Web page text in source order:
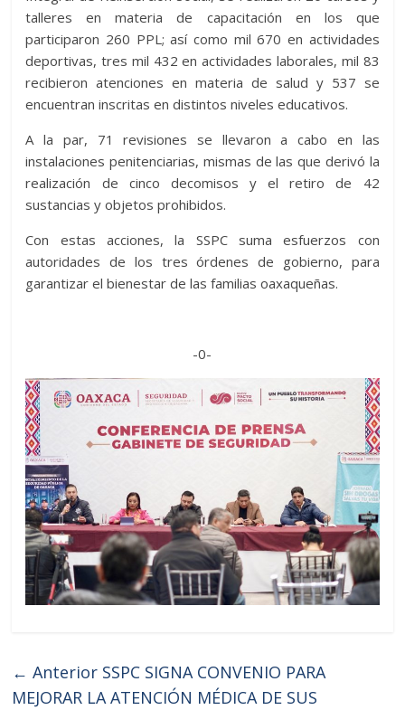
talleres en materia de capacitación en los que
participaron 260 PPL; así como mil 670 en actividades
deportivas, tres mil 432 en actividades laborales, mil 83
recibieron atenciones en materia de salud y 537 se
encuentran inscritas en distintos niveles educativos.
A la par, 71 revisiones se llevaron a cabo en las
instalaciones penitenciarias, mismas de las que derivó la
realización de cinco decomisos y el retiro de 42
sustancias y objetos prohibidos.
Con estas acciones, la SSPC suma esfuerzos con
autoridades de los tres órdenes de gobierno, para
garantizar el bienestar de las familias oaxaqueñas.
-0-
← Anterior SSPC SIGNA CONVENIO PARA
MEJORAR LA ATENCIÓN MÉDICA DE SUS